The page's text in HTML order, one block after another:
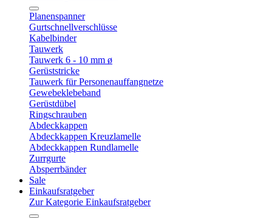
Planenspanner
Gurtschnellverschlüsse
Kabelbinder
Tauwerk
Tauwerk 6 - 10 mm ø
Gerüststricke
Tauwerk für Personenauffangnetze
Gewebeklebeband
Gerüstdübel
Ringschrauben
Abdeckkappen
Abdeckkappen Kreuzlamelle
Abdeckkappen Rundlamelle
Zurrgurte
Absperrbänder
Sale
Einkaufsratgeber
Zur Kategorie Einkaufsratgeber